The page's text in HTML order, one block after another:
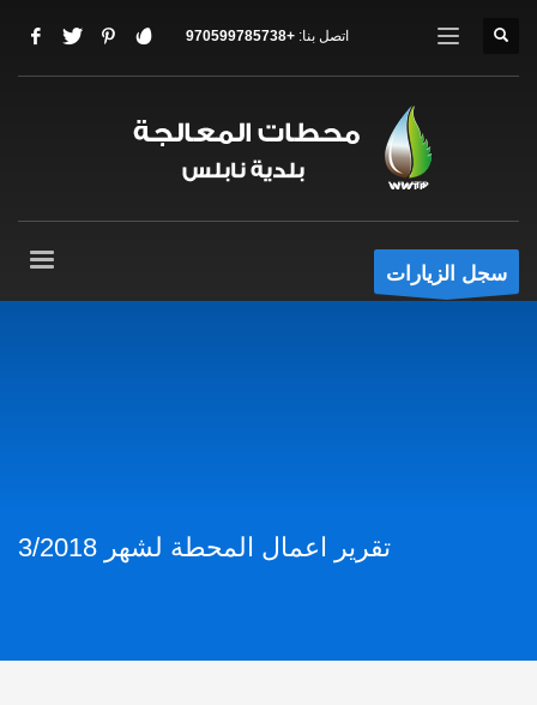
اتصل بنا: +970599785738
سجل الزيارات
تقرير اعمال المحطة لشهر 3/2018